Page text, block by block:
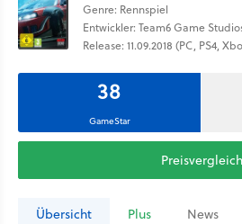
Genre: Rennspiel
Entwickler: Team6 Game
Release: 11.09.2018 (PC, PS4,
38
GameStar
Preisvergleich
Übersicht Plus News